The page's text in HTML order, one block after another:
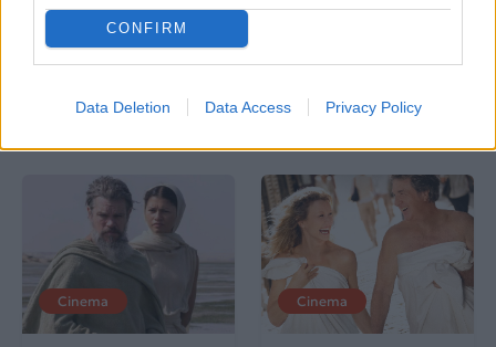
CONFIRM
Data Deletion Data Access Privacy Policy
τους στην ελληνική
μουσική σκηνή
Cinema Cinema